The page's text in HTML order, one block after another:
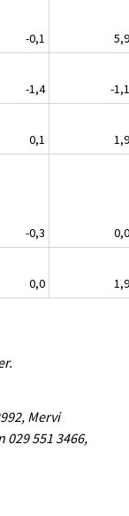
-0,1
5,9
-1,4
-1,1
0,1
1,9
-0,3
0,0
0,0 1,9
Mervi
029 551 3466,